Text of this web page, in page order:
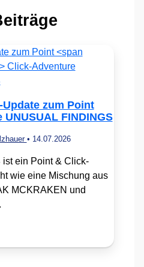
zum Point
FINDINGS
• 14.07.2026
ein Point & Click-
wie eine Mischung aus
MCKRAKEN und